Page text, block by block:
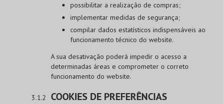
possibilitar a realização de compras;
implementar medidas de segurança;
compilar dados estatísticos indispensáveis ao
funcionamento técnico do website.
A sua desativação poderá impedir o acesso a
determinadas áreas e comprometer o correto
funcionamento do website.
COOKIES DE PREFERÊNCIAS